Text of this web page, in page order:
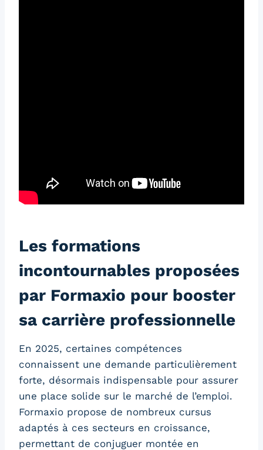
Les formations
incontournables proposées
par Formaxio pour booster
sa carrière professionnelle
En 2025, certaines compétences
connaissent une demande particulièrement
forte, désormais indispensable pour assurer
une place solide sur le marché de l’emploi.
Formaxio propose de nombreux cursus
adaptés à ces secteurs en croissance,
permettant de conjuguer montée en